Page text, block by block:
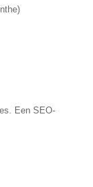
)
Een SEO-